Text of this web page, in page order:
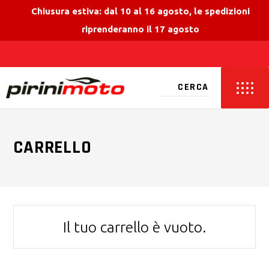
Chiusura estiva: dal 10 al 16 agosto, le spedizioni
riprenderanno il 17 agosto
CARRELLO
Il tuo carrello è vuoto.